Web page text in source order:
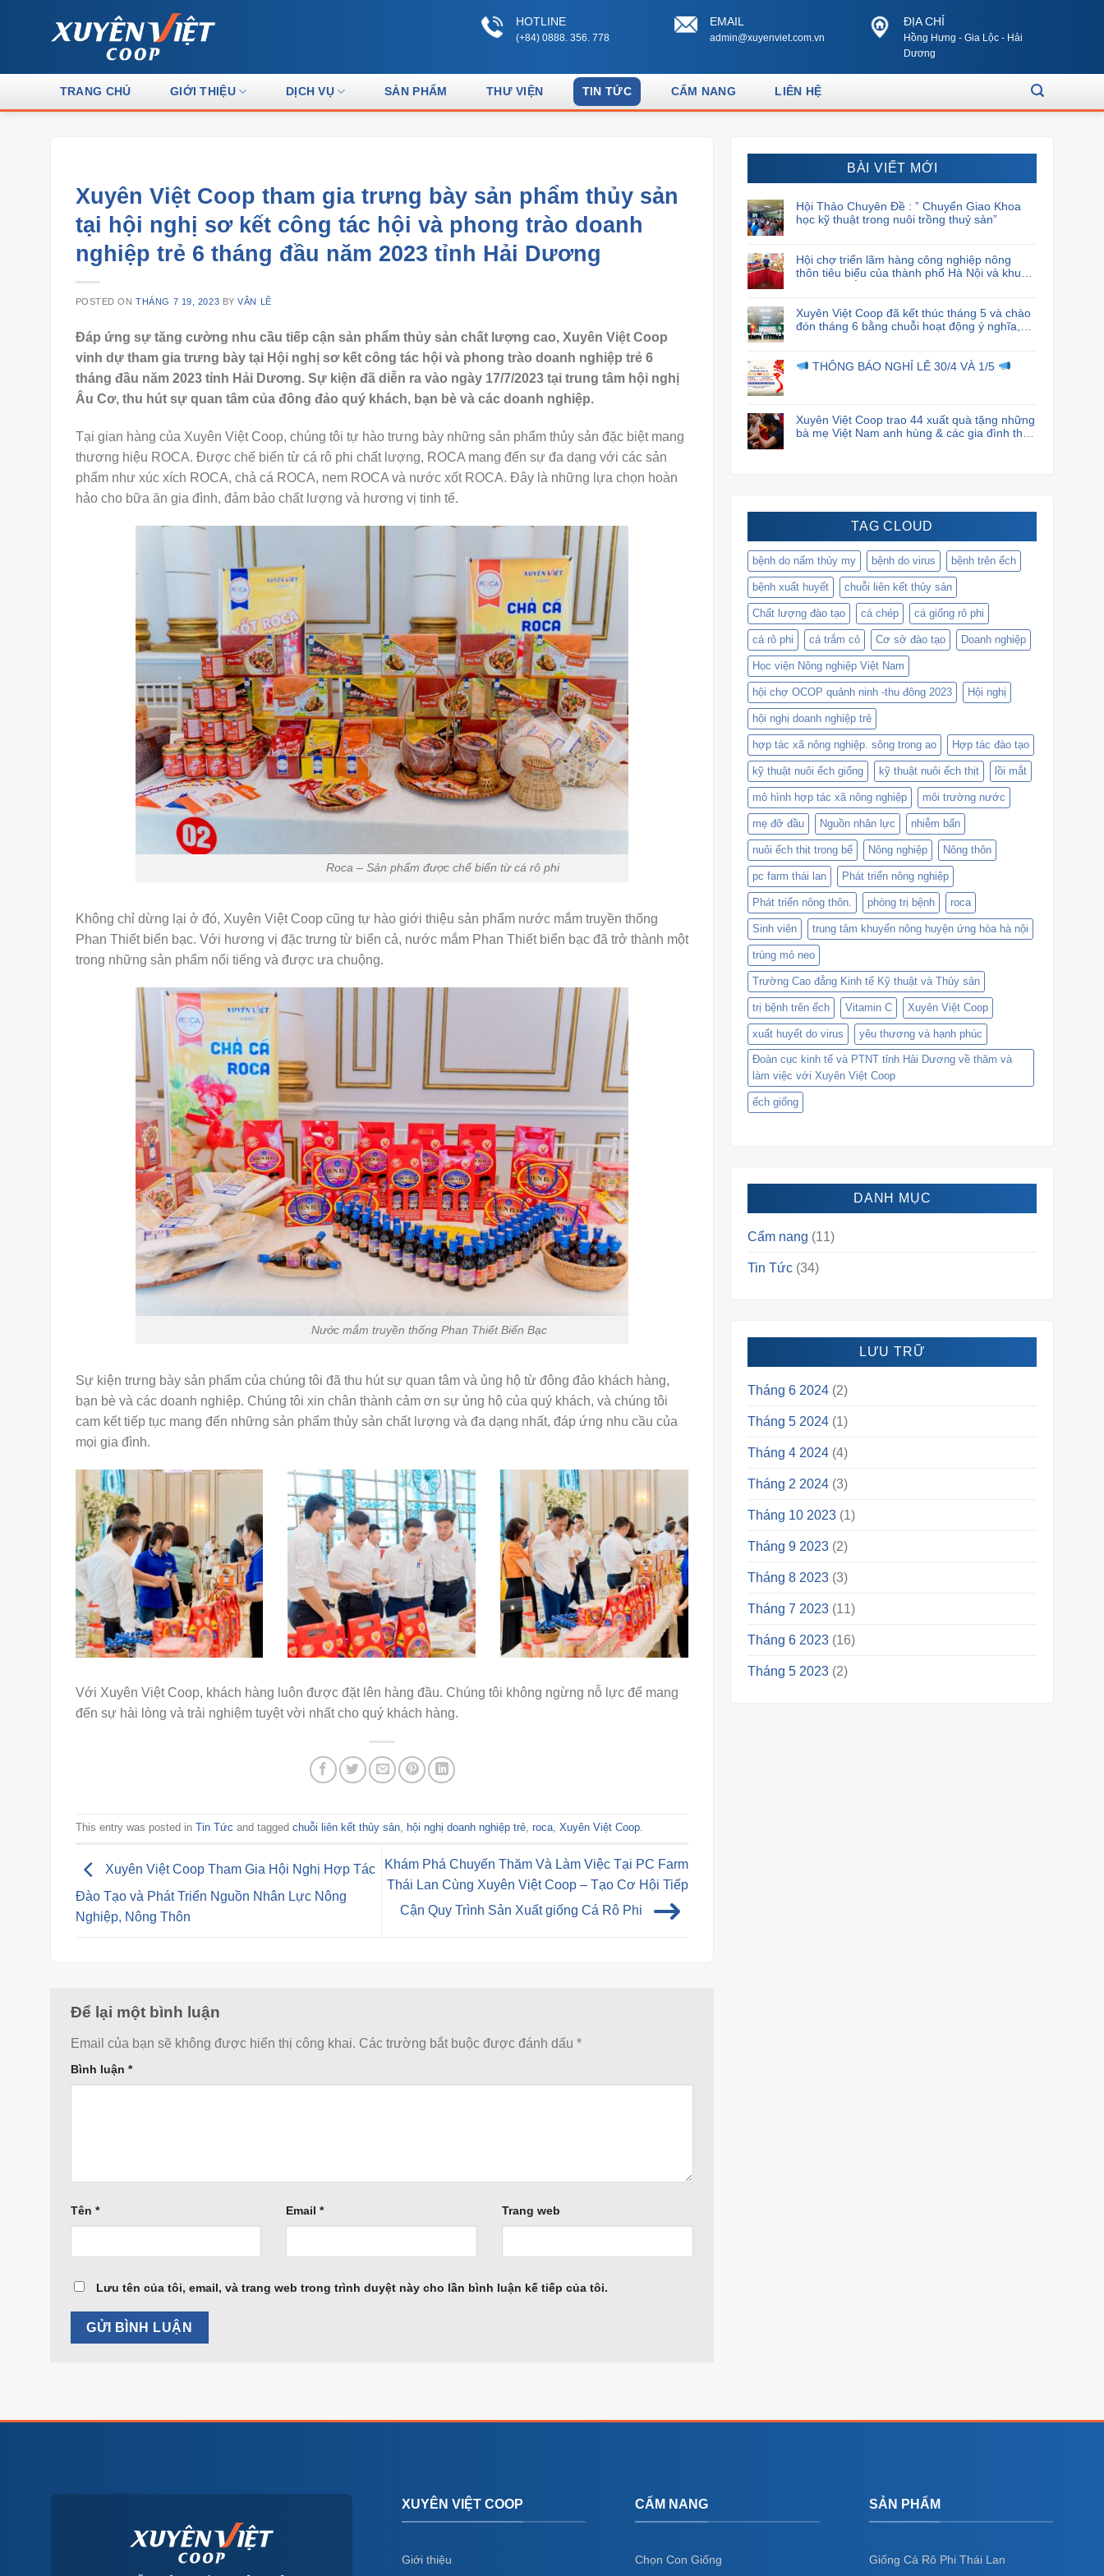
HOTLINE
(+84) 0888. 356. 778
EMAIL
admin@xuyenviet.com.vn
ĐỊA CHỈ
Hồng Hưng - Gia Lộc - Hải
Dương
TRANG CHỦ GIỚI THIỆU DỊCH VỤ SẢN PHẨM THƯ VIỆN TIN TỨC CẨM NANG LIÊN HỆ
Xuyên Việt Coop tham gia trưng bày sản phẩm thủy sản
tại hội nghị sơ kết công tác hội và phong trào doanh
nghiệp trẻ 6 tháng đầu năm 2023 tỉnh Hải Dương
POSTED ONTHÁNG 7 19, 2023 BYVÂN LÊ
Đáp ứng sự tăng cường nhu cầu tiếp cận sản phẩm thủy sản chất lượng cao, Xuyên Việt Coop
vinh dự tham gia trưng bày tại Hội nghị sơ kết công tác hội và phong trào doanh nghiệp trẻ 6
tháng đầu năm 2023 tỉnh Hải Dương. Sự kiện đã diễn ra vào ngày 17/7/2023 tại trung tâm hội nghị
Âu Cơ, thu hút sự quan tâm của đông đảo quý khách, bạn bè và các doanh nghiệp.
Tại gian hàng của Xuyên Việt Coop, chúng tôi tự hào trưng bày những sản phẩm thủy sản đặc biệt mang
thương hiệu ROCA. Được chế biến từ cá rô phi chất lượng, ROCA mang đến sự đa dạng với các sản
phẩm như xúc xích ROCA, chả cá ROCA, nem ROCA và nước xốt ROCA. Đây là những lựa chọn hoàn
hảo cho bữa ăn gia đình, đảm bảo chất lượng và hương vị tinh tế.
Roca – Sản phẩm được chế biến từ cá rô phi
Không chỉ dừng lại ở đó, Xuyên Việt Coop cũng tự hào giới thiệu sản phẩm nước mắm truyền thống
Phan Thiết biển bạc. Với hương vị đặc trưng từ biển cả, nước mắm Phan Thiết biển bạc đã trở thành một
trong những sản phẩm nổi tiếng và được ưa chuộng.
Nước mắm truyền thống Phan Thiết Biển Bạc
Sự kiện trưng bày sản phẩm của chúng tôi đã thu hút sự quan tâm và ủng hộ từ đông đảo khách hàng,
bạn bè và các doanh nghiệp. Chúng tôi xin chân thành cảm ơn sự ủng hộ của quý khách, và chúng tôi
cam kết tiếp tục mang đến những sản phẩm thủy sản chất lượng và đa dạng nhất, đáp ứng nhu cầu của
mọi gia đình.
Với Xuyên Việt Coop, khách hàng luôn được đặt lên hàng đầu. Chúng tôi không ngừng nỗ lực để mang
đến sự hài lòng và trải nghiệm tuyệt vời nhất cho quý khách hàng.
This entry was posted in Tin Tức and tagged chuỗi liên kết thủy sản, hội nghị doanh nghiệp trẻ, roca, Xuyên Việt Coop.
Xuyên Việt Coop Tham Gia Hội Nghị Hợp Tác
Đào Tạo và Phát Triển Nguồn Nhân Lực Nông
Nghiệp, Nông Thôn
Khám Phá Chuyến Thăm Và Làm Việc Tại PC Farm
Thái Lan Cùng Xuyên Việt Coop – Tạo Cơ Hội Tiếp
Cận Quy Trình Sản Xuất giống Cá Rô Phi
Để lại một bình luận
Email của bạn sẽ không được hiển thị công khai. Các trường bắt buộc được đánh dấu *
Bình luận *
Tên * Email* Trang web
Lưu tên của tôi, email, và trang web trong trình duyệt này cho lần bình luận kế tiếp của tôi.
BÀI VIẾT MỚI
Hội Thảo Chuyên Đề : ” Chuyển Giao Khoa
học kỹ thuật trong nuôi trồng thuỷ sản”
Hội chợ triển lãm hàng công nghiệp nông
thôn tiêu biểu của thành phố Hà Nội và khu
Xuyên Việt Coop đã kết thúc tháng 5 và chào
đón tháng 6 bằng chuỗi hoạt động ý nghĩa,
THÔNG BÁO NGHỈ LỄ 30/4 VÀ 1/5
Xuyên Việt Coop trao 44 xuất quà tặng những
bà mẹ Việt Nam anh hùng & các gia đình thân
TAG CLOUD
bệnh do nấm thủy my bệnh do virus bệnh trên ếch
bệnh xuất huyết chuỗi liên kết thủy sản
Chất lượng đào tạo cá chép cá giống rô phi
cá rô phi cá trắm cỏ Cơ sở đào tạo Doanh nghiệp
Học viện Nông nghiệp Việt Nam
hội chợ OCOP quảnh ninh -thu đông 2023 Hội nghị
hội nghị doanh nghiệp trẻ
hợp tác xã nông nghiệp. sông trong ao Hợp tác đào tạo
kỹ thuật nuôi ếch giống kỹ thuật nuôi ếch thịt lồi mắt
mô hình hợp tác xã nông nghiệp môi trường nước
mẹ đỡ đầu Nguồn nhân lực nhiễm bẩn
nuôi ếch thịt trong bể Nông nghiệp Nông thôn
pc farm thái lan Phát triển nông nghiệp
Phát triển nông thôn. phòng trị bệnh roca
Sinh viên trung tâm khuyến nông huyện ứng hòa hà nội
trùng mỏ neo
Trường Cao đẳng Kinh tế Kỹ thuật và Thủy sản
trị bệnh trên ếch Vitamin C Xuyên Việt Coop
xuất huyết do virus yêu thương và hạnh phúc
Đoàn cục kinh tế và PTNT tỉnh Hải Dương về thăm và
làm việc với Xuyên Việt Coop
ếch giống
DANH MỤC
Cẩm nang (11)
Tin Tức(34)
LƯU TRỮ
Tháng 6 2024(2)
Tháng 5 2024(1)
Tháng 4 2024(4)
Tháng 2 2024(3)
Tháng 10 2023(1)
Tháng 9 2023(2)
Tháng 8 2023(3)
Tháng 7 2023(11)
Tháng 6 2023(16)
Tháng 5 2023(2)
XUYÊN VIỆT COOP
Giới thiệu
CẨM NANG
Chọn Con Giống
SẢN PHẨM
Giống Cá Rô Phi Thái Lan